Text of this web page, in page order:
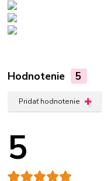
Hodnotenie 5
Pridať hodnotenie
5